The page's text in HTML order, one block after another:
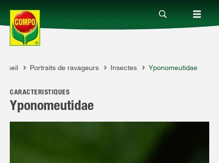
Produits
Conseil
Portraits de ravageurs Insectes Yponomeutidae
CARACTÉRISTIQUES
Yponomeutidae